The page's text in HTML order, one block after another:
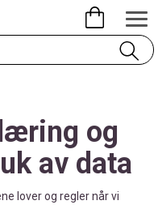
og
av data
lover og regler når vi